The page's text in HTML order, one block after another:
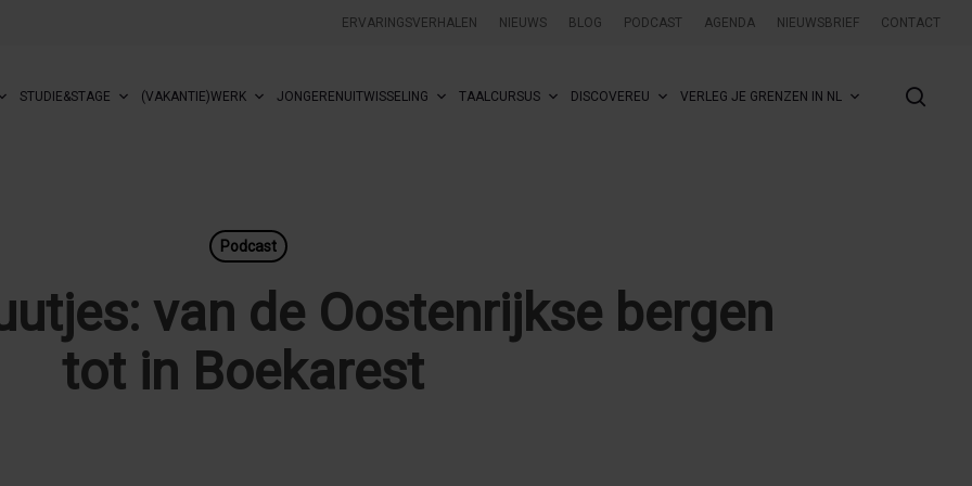
ERVARINGSVERHALEN NIEUWS BLOG PODCAST AGENDA NIEUWSBRIEF CONTACT
STUDIE&STAGE (VAKANTIE)WERK JONGERENUITWISSELING TAALCURSUS DISCOVEREU VERLEG JE GRENZEN IN NL
Podcast
van de Oostenrijkse bergen
tot in Boekarest